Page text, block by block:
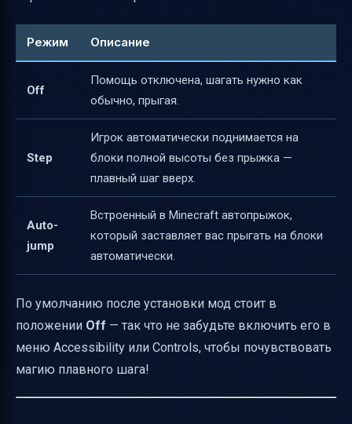
Режим Описание
Off
Помощь отключена, шагать нужно как
обычно, прыгая.
Step
Игрок автоматически поднимается на
блоки полной высоты без прыжка —
плавный шаг вверх.
Auto-
jump
Встроенный в Minecraft автопрыжок,
который заставляет вас прыгать на блоки
автоматически.
По умолчанию после установки мод стоит в
положении Off — так что не забудьте включить его в
меню Accessibility или Controls, чтобы почувствовать
магию плавного шага!